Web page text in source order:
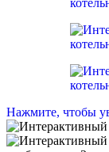
Нажмите, чтобы